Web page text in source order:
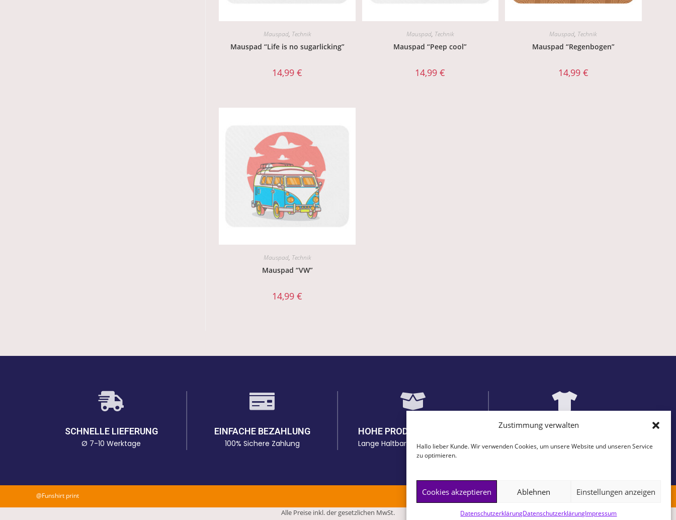
Zustimmung verwalten
Hallo lieber Kunde. Wir verwenden Cookies, um unsere Website und unseren Service
zu optimieren.
Cookies akzeptieren Ablehnen Einstellungen anzeigen
DatenschutzerklärungDatenschutzerklärungImpressum
Mauspad, Technik
Mauspad “Life is no sugarlicking”
14,99€
Mauspad, Technik
Mauspad “Peep cool”
14,99€
Mauspad, Technik
Mauspad “Regenbogen”
14,99 €
Mauspad, Technik
Mauspad “VW”
14,99€
SCHNELLE LIEFERUNG
Ø 7-10 Werktage
EINFACHE BEZAHLUNG
100% Sichere Zahlung
HOHE PRODUKTQUALITÄT
Lange Haltbarkeit bei den Prints
EINZIGARTIGE DESIGNS
auf passenden Produkten
AGB Impressum Datenschutzerklärung Widerrufsbelehrung
@Funshirt print
Alle Preise inkl. der gesetzlichen MwSt.